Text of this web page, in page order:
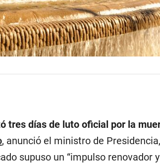
tres días de luto oficial por la
, anunció el ministro de
supuso un “impulso renovador